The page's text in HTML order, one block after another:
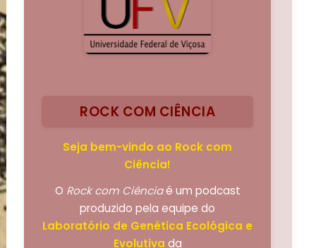
ROCK COM CIÊNCIA
Seja bem-vindo ao Rock com
Ciência!
O Rock com Ciênciaé um podcast
produzido pela equipe do
Laboratório de Genética Ecológica e
Evolutiva da